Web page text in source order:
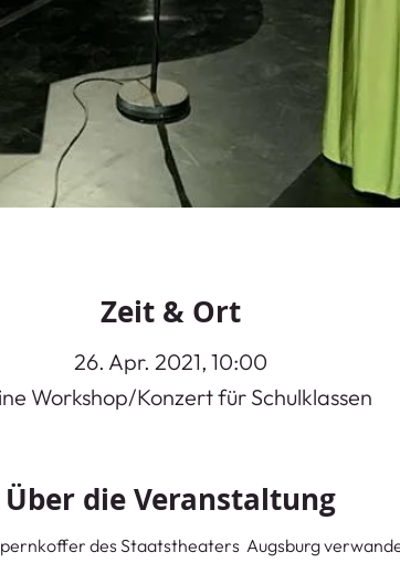
Zeit & Ort
26. Apr. 2021, 10:00
Workshop/Konzert für Schulklassen
Über die Veranstaltung
des Staatstheaters  Augsburg